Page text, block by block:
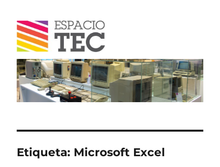
Blog
Etiqueta: Microsoft Excel